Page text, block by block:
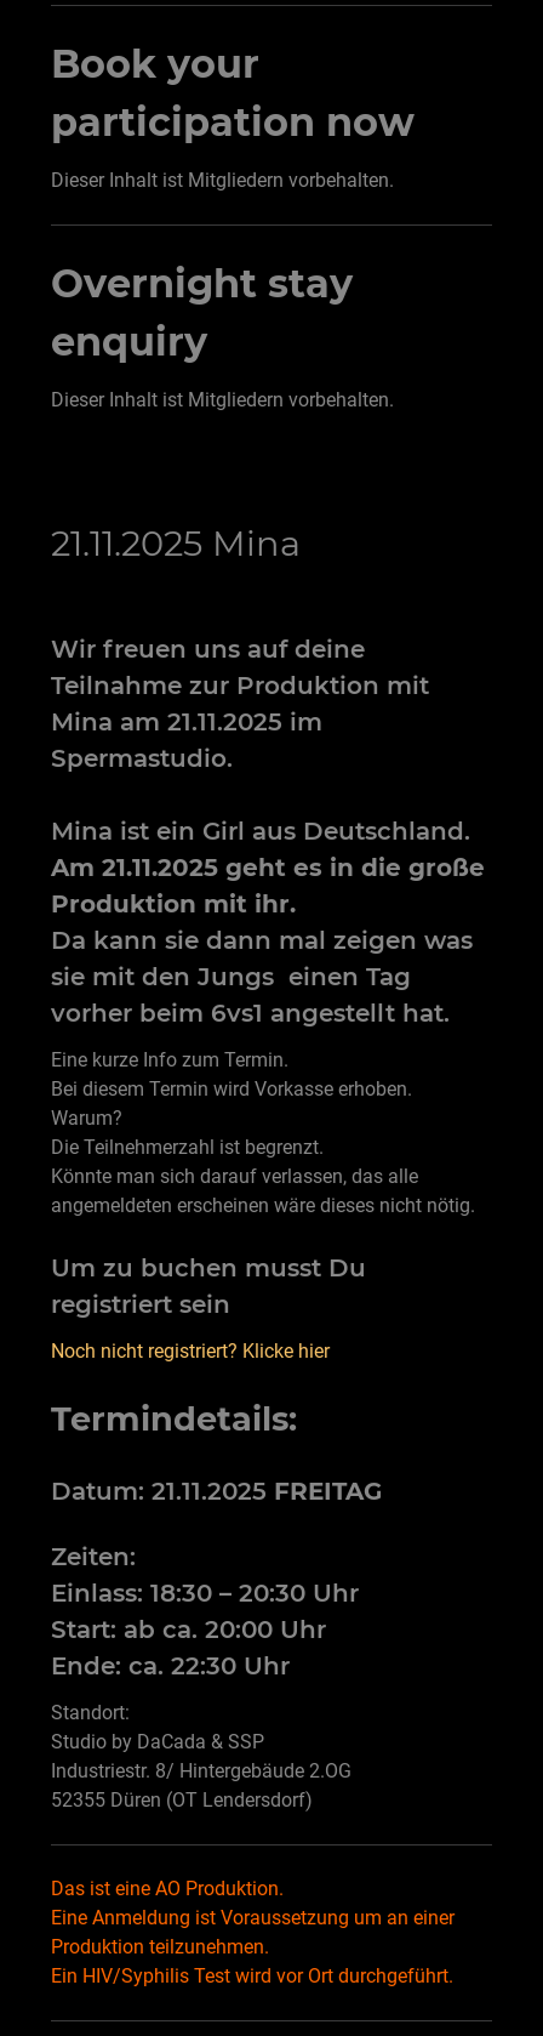
Book your
participation now
Dieser Inhalt ist Mitgliedern vorbehalten.
Overnight stay
enquiry
Dieser Inhalt ist Mitgliedern vorbehalten.
21.11.2025 Mina
Wir freuen uns auf deine
Teilnahme zur Produktion mit
Mina am 21.11.2025 im
Spermastudio.
Mina ist ein Girl aus Deutschland.
Am 21.11.2025 geht es in die große
Produktion mit ihr.
Da kann sie dann mal zeigen was
sie mit den Jungs einen Tag
vorher beim 6vs1 angestellt hat.
Eine kurze Info zum Termin.
Bei diesem Termin wird Vorkasse erhoben.
Warum?
Die Teilnehmerzahl ist begrenzt.
Könnte man sich darauf verlassen, das alle
angemeldeten erscheinen wäre dieses nicht nötig.
Um zu buchen musst Du
registriert sein
Noch nicht registriert? Klicke hier
Termindetails:
Datum: 21.11.2025 FREITAG
Zeiten:
Einlass: 18:30 – 20:30 Uhr
Start: ab ca. 20:00 Uhr
Ende: ca. 22:30 Uhr
Standort:
Studio by DaCada & SSP
Industriestr. 8/ Hintergebäude 2.OG
52355 Düren (OT Lendersdorf)
Das ist eine AO Produktion.
Eine Anmeldung ist Voraussetzung um an einer
Produktion teilzunehmen.
Ein HIV/Syphilis Test wird vor Ort durchgeführt.